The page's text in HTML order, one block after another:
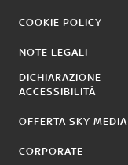
COOKIE POLICY
NOTE LEGALI
DICHIARAZIONE
ACCESSIBILITÀ
OFFERTA SKY MEDIA
CORPORATE